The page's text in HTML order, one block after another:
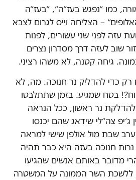
כמו ״נפגש בעז״ה״, ״בעז״ה
– הצליחה וייס לגרום לצבא
עזה לפני שני עשורים, לפנות
שוב לעזה דרך מסדרון נצרים
גיחה קטנה, לא משהו רציני.
רק כדי להדליק נר חנוכה. מה, לא
בטח שמגיע. בזמן שתתלבטו
נר ראשון, ככל הנראה
ג׳יפ צה״לי שידאג שהם יכנסו
שבת מול אולפן שישי למראה
חנוכה בעזה היא כבר תהיה
מדובר באותם אנשים שהגיעו
ללשכת השר הממונה על המשטרה